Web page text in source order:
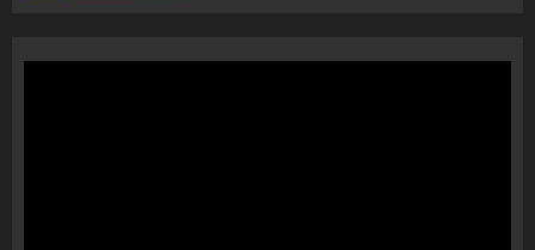
Vera të rrezikshme: Si po e